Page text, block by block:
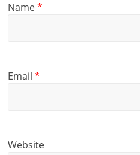
Name*
Email*
Website